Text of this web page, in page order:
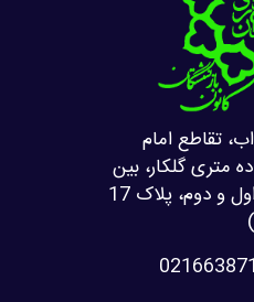
تقاطع امام
متری گلکار، بین
و دوم، پلاک 17